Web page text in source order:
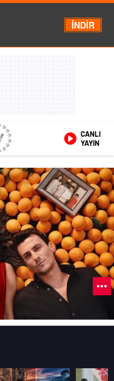
İNDİR
CANLI
YAYIN